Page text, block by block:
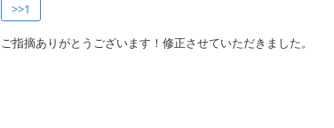
>>1
ご指摘ありがとうございます！修正させていただきました。